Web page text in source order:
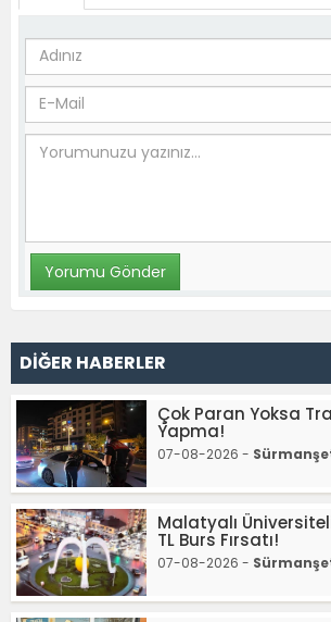
DİĞER HABERLER
Çok Paran Yoksa
Yapma!
07-08-2026 -
Malatyalı
TL Burs Fırsatı!
07-08-2026 -